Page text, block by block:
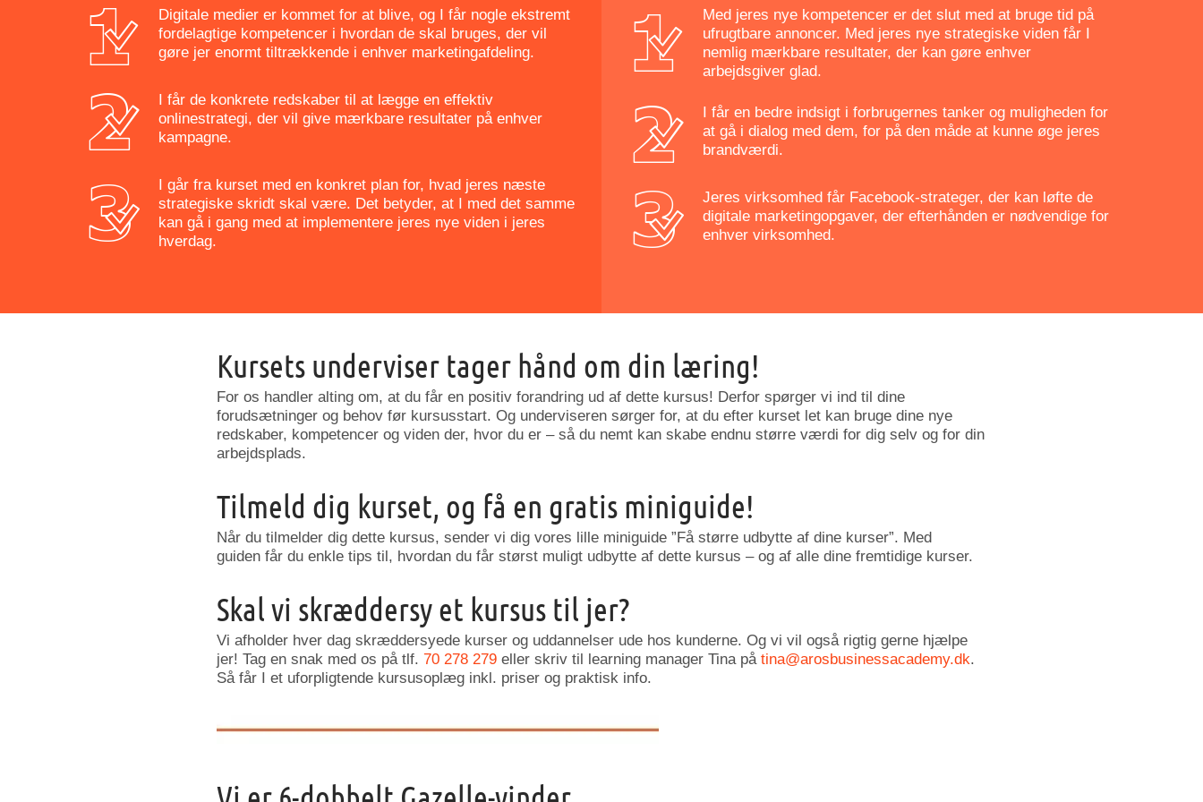
Digitale medier er kommet for at blive, og I får nogle ekstremt
fordelagtige kompetencer i hvordan de skal bruges, der vil
gøre jer enormt tiltrækkende i enhver marketingafdeling.
I får de konkrete redskaber til at lægge en effektiv
onlinestrategi, der vil give mærkbare resultater på enhver
kampagne.
I går fra kurset med en konkret plan for, hvad jeres næste
strategiske skridt skal være. Det betyder, at I med det samme
kan gå i gang med at implementere jeres nye viden i jeres
hverdag.
Med jeres nye kompetencer er det slut med at bruge tid på
ufrugtbare annoncer. Med jeres nye strategiske viden får I
nemlig mærkbare resultater, der kan gøre enhver
arbejdsgiver glad.
I får en bedre indsigt i forbrugernes tanker og muligheden for
at gå i dialog med dem, for på den måde at kunne øge jeres
brandværdi.
Jeres virksomhed får Facebook-strateger, der kan løfte de
digitale marketingopgaver, der efterhånden er nødvendige for
enhver virksomhed.
Kursets underviser tager hånd om din læring!
For os handler alting om, at du får en positiv forandring ud af dette kursus! Derfor spørger vi ind til dine
forudsætninger og behov før kursusstart. Og underviseren sørger for, at du efter kurset let kan bruge dine nye
redskaber, kompetencer og viden der, hvor du er – så du nemt kan skabe endnu større værdi for dig selv og for din
arbejdsplads.
Tilmeld dig kurset, og få en gratis miniguide!
Når du tilmelder dig dette kursus, sender vi dig vores lille miniguide ”Få større udbytte af dine kurser”. Med
guiden får du enkle tips til, hvordan du får størst muligt udbytte af dette kursus – og af alle dine fremtidige kurser.
Skal vi skræddersy et kursus til jer?
Vi afholder hver dag skræddersyede kurser og uddannelser ude hos kunderne. Og vi vil også rigtig gerne hjælpe
jer! Tag en snak med os på tlf. 70 278 279 eller skriv til learning manager Tina på tina@arosbusinessacademy.dk.
Så får I et uforpligtende kursusoplæg inkl. priser og praktisk info.